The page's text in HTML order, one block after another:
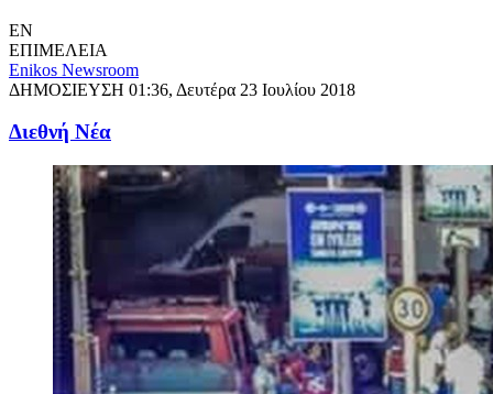
EN
ΕΠΙΜΕΛΕΙΑ
Enikos Newsroom
ΔΗΜΟΣΙΕΥΣΗ 01:36, Δευτέρα 23 Ιουλίου 2018
Διεθνή Νέα